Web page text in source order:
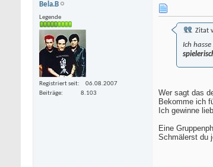
Bela.B
Legende
Registriert seit
06.08.2007
Beiträge
8.103
Zitat
Ich
Wer sagt das
Bekomme ich
Ich gewinne
Eine
Schmälerst du